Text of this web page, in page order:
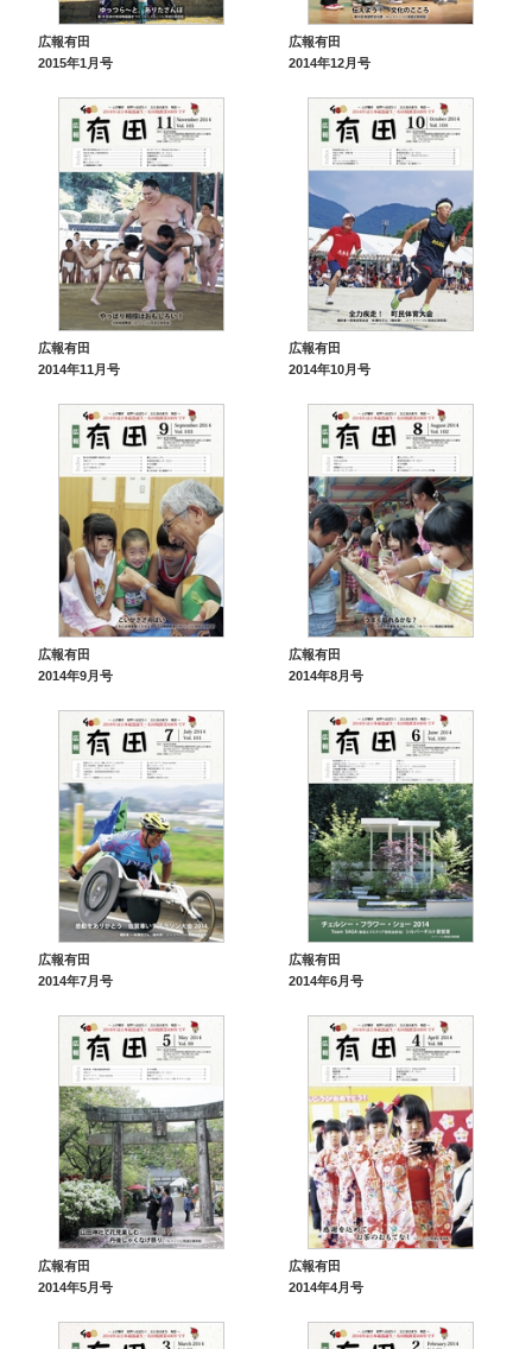
広報有田
2015年1月号
広報有田
2014年12月号
広報有田
2014年11月号
広報有田
2014年10月号
広報有田
2014年9月号
広報有田
2014年8月号
広報有田
2014年7月号
広報有田
2014年6月号
広報有田
2014年5月号
広報有田
2014年4月号